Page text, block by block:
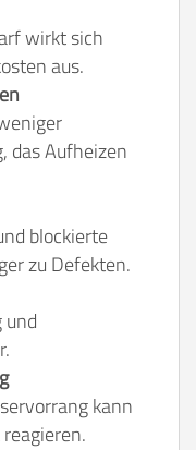
wirkt sich
aus.
das Aufheizen
blockierte
zu Defekten.
und
kann